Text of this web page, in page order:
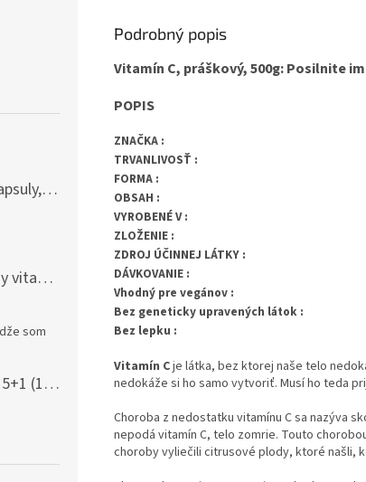
Adelle Davis - Glutatión kapsuly, 30 denných dávok
Adelle Davis - Lipozomálny vitamín C, 200 ml + Práškový vitamín C, 500 g
som
Multi VitaMinerál FORTE, 5+1 (180 gélových kapsúl) - - komplexný multivitamín
Podrobný popis
Vitamín C, práškový, 500g: Posilnite
POPIS
ZNAČKA :
TRVANLIVOSŤ :
FORMA :
OBSAH :
VYROBENÉ V :
ZLOŽENIE :
ZDROJ ÚČINNEJ LÁTKY :
DÁVKOVANIE :
Vhodný pre vegánov :
Bez geneticky upravených látok :
Bez lepku :
Vitamín Cje látka, bez ktorej naše telo
nedokáže si ho samo vytvoriť. Musí ho teda
Choroba z nedostatku vitamínu C sa nazýva
nepodá vitamín C, telo zomrie. Touto
choroby vyliečili citrusové plody, ktoré našli,